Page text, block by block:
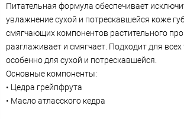
Питательная формула обеспечивает
увлажнение сухой и потрескавшейся коже
смягчающих компонентов растительного
разглаживает и смягчает. Подходит для
особенно для сухой и потрескавшейся.
Основные компоненты:
• Цедра грейпфрута
• Масло атласского кедра